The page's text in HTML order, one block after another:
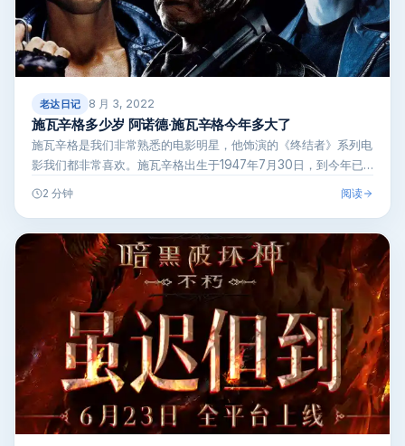
老达日记 8 月 3, 2022
施瓦辛格多少岁 阿诺德·施瓦辛格今年多大了
施瓦辛格是我们非常熟悉的电影明星，他饰演的《终结者》系列电
影我们都非常喜欢。施瓦辛格出生于1947年7月30日，到今年已
2 分钟 阅读